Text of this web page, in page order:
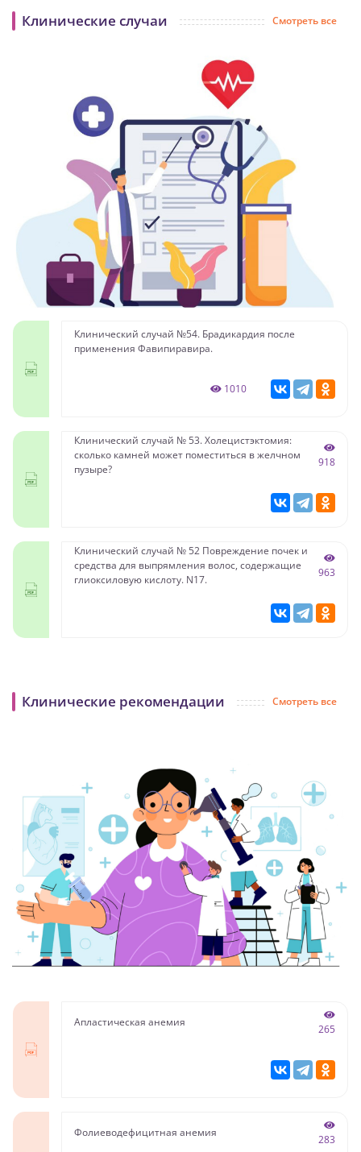
Клинические случаи Смотреть все
Клинический случай №54. Брадикардия после
применения Фавипиравира.
1010
Клинический случай № 53. Холецистэктомия:
сколько камней может поместиться в желчном
пузыре?
918
Клинический случай № 52 Повреждение почек и
средства для выпрямления волос, содержащие
глиоксиловую кислоту. N17.
963
Клинические рекомендации Смотреть все
Апластическая анемия
265
Фолиеводефицитная анемия
283